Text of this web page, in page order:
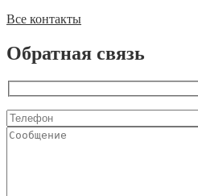
Все контакты
Обратная связь